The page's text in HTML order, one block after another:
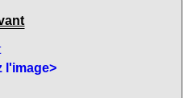
l'image>